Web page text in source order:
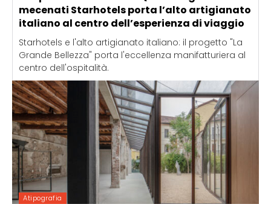
mecenati Starhotels porta l’alto artigianato
italiano al centro dell’esperienza di viaggio
Starhotels e l'alto artigianato italiano: il progetto "La
Grande Bellezza" porta l'eccellenza manifatturiera al
centro dell'ospitalità.
Atipografia